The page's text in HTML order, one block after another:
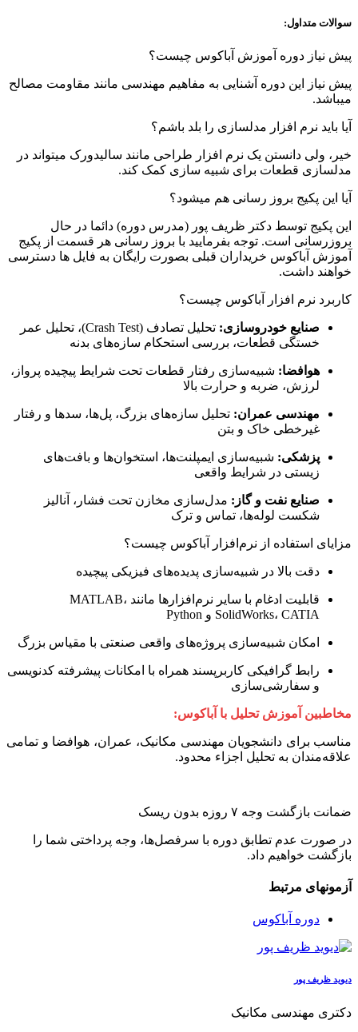
سوالات متداول:
پیش نیاز دوره آموزش آباکوس چیست؟
پیش نیاز این دوره آشنایی به مفاهیم مهندسی مانند مقاومت مصالح
میباشد.
آیا باید نرم افزار مدلسازی را بلد باشم؟
خیر، ولی دانستن یک نرم افزار طراحی مانند سالیدورک میتواند در
مدلسازی قطعات برای شبیه سازی کمک کند.
آیا این پکیج بروز رسانی هم میشود؟
این پکیج توسط دکتر ظریف پور (مدرس دوره) دائما در حال
بروزرسانی است. توجه بفرمایید با بروز رسانی هر قسمت از پکیج
آموزش آباکوس خریداران قبلی بصورت رایگان به فایل ها دسترسی
خواهند داشت.
کاربرد نرم افزار آباکوس چیست؟
صنایع خودروسازی:
تحلیل تصادف (Crash Test)، تحلیل عمر
خستگی قطعات، بررسی استحکام سازه‌های بدنه
هوافضا: شبیه‌سازی رفتار قطعات تحت شرایط پیچیده پرواز،
لرزش، ضربه و حرارت بالا
مهندسی عمران: تحلیل سازه‌های بزرگ، پل‌ها، سدها و رفتار
غیرخطی خاک و بتن
پزشکی: شبیه‌سازی ایمپلنت‌ها، استخوان‌ها و بافت‌های
زیستی در شرایط واقعی
صنایع نفت و گاز: مدل‌سازی مخازن تحت فشار، آنالیز
شکست لوله‌ها، تماس و ترک
مزایای استفاده از نرم‌افزار آباکوس چیست؟
دقت بالا در شبیه‌سازی پدیده‌های فیزیکی پیچیده
قابلیت ادغام با سایر نرم‌افزارها مانند MATLAB،
SolidWorks، CATIA و Python
امکان شبیه‌سازی پروژه‌های واقعی صنعتی با مقیاس بزرگ
رابط گرافیکی کاربرپسند همراه با امکانات پیشرفته کدنویسی
و سفارشی‌سازی
مخاطبین آموزش تحلیل با آباکوس:
مناسب برای دانشجویان مهندسی مکانیک، عمران، هوافضا و تمامی
علاقه‌مندان به تحلیل اجزاء محدود.
ضمانت بازگشت وجه ۷ روزه بدون ریسک
در صورت عدم تطابق دوره با سرفصل‌ها، وجه پرداختی شما را
بازگشت خواهیم داد.
آزمو‌نهای مرتبط
دوره آباکوس
دیوید ظریف پور
دکتری مهندسی مکانیک